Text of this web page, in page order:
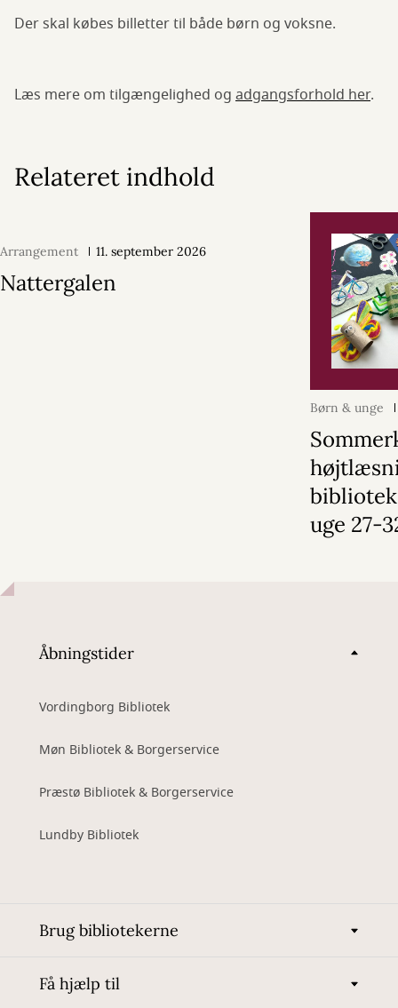
Der skal købes billetter til både børn og voksne.
Læs mere om tilgængelighed og adgangsforhold her.
Relateret indhold
Arrangement 11. september 2026
Nattergalen
Børn & unge
uge 27-
Åbningstider
Vordingborg Bibliotek
Møn Bibliotek & Borgerservice
Præstø Bibliotek & Borgerservice
Lundby Bibliotek
Brug bibliotekerne
Få hjælp til